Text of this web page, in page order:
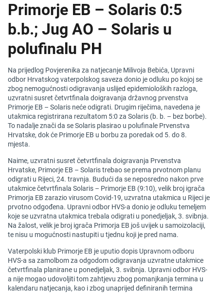
Primorje EB – Solaris 0:5
b.b.; Jug AO – Solaris u
polufinalu PH
Na prijedlog Povjerenika za natjecanje Milivoja Bebića, Upravni
odbor Hrvatskog vaterpolskog saveza donio je odluku po kojoj se
zbog nemogućnosti odigravanja uslijed epidemioloških razloga,
uzvratni susret četvrtfinala doigravanja državnog prvenstva
Primorje EB – Solaris neće odigrati. Drugim riječima, navedena je
utakmica registrirana rezultatom 5:0 za Solaris (b. b. – bez borbe).
To nadalje znači da se Solaris plasirao u polufinale Prvenstva
Hrvatske, dok će Primorje EB u borbu za poredak od 5. do 8.
mjesta.
Naime, uzvratni susret četvrtfinala doigravanja Prvenstva
Hrvatske, Primorje EB – Solaris trebao se prema prvotnom planu
odigrati u Rijeci, 24. travnja. Budući da se neposredno nakon prve
utakmice četvrtfinala Solaris – Primorje EB (9:10), velik broj igrača
Primorja EB zarazio virusom Covid-19, uzvratna utakmica u Rijeci je
prvotno odgođena. Upravni odbor HVS-a donio je odluku temeljem
koje se uzvratna utakmica trebala odigrati u ponedjeljak, 3. svibnja.
Na žalost, velik je broj igrača Primorja EB još uvijek u samoizolaciji,
te nisu u mogućnosti nastupiti u tjednu koji je pred nama.
Vaterpolski klub Primorje EB je uputio dopis Upravnom odboru
HVS-a sa zamolbom za odgodom odigravanja uzvratne utakmice
četvrtfinala planirane u ponedjeljak, 3. svibnja. Upravni odbor HVS-
a nije mogao udovoljiti tom zahtjevu zbog pomanjkanja termina u
kalendaru natjecanja, kao i zbog unaprijed definiranih termina